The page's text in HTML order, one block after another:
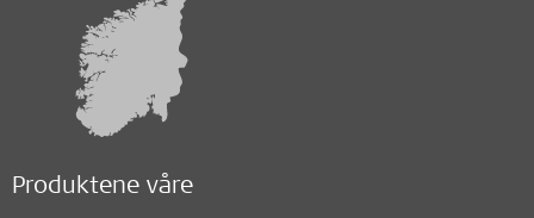
Produktene våre